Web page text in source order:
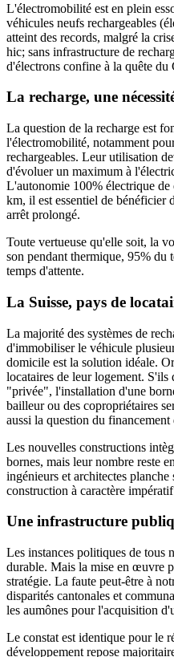
L'électromobilité est en plein
véhicules neufs rechargeables
atteint des records, malgré la
hic; sans infrastructure de
d'électrons confine à la quête
La recharge, une
La question de la recharge est
l'électromobilité, notamment
rechargeables. Leur utilisation
d'évoluer un maximum à
L'autonomie 100% électrique de
km, il est essentiel de bénéficier
arrêt prolongé.
Toute vertueuse qu'elle soit, la
son pendant thermique, 95% du
temps d'attente.
La Suisse, pays de
La majorité des systèmes de
d'immobiliser le véhicule
domicile est la solution idéale.
locataires de leur logement.
"privée", l'installation d'une
bailleur ou des copropriétaires
aussi la question du
Les nouvelles constructions
bornes, mais leur nombre reste
ingénieurs et architectes
construction à caractère
Une infrastructure
Les instances politiques de tous
durable. Mais la mise en œuvre
stratégie. La faute peut-être à
disparités cantonales et
les aumônes pour l'acquisition
Le constat est identique pour le
développement repose